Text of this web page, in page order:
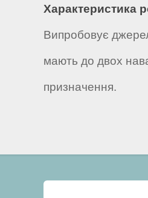
Характеристика
Випробовує
мають до двох
призначення.